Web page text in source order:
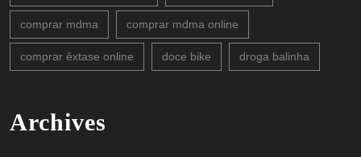
comprar mdma comprar mdma online
comprar êxtase online doce bike droga balinha
Archives